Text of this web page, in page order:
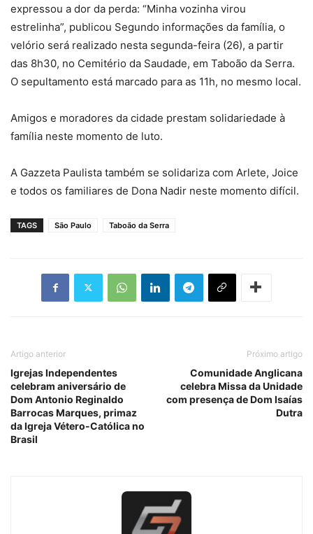
expressou a dor da perda: “Minha vozinha virou
estrelinha”, publicou Segundo informações da família, o
velório será realizado nesta segunda-feira (26), a partir
das 8h30, no Cemitério da Saudade, em Taboão da Serra.
O sepultamento está marcado para as 11h, no mesmo local.
Amigos e moradores da cidade prestam solidariedade à
família neste momento de luto.
A Gazzeta Paulista também se solidariza com Arlete, Joice
e todos os familiares de Dona Nadir neste momento difícil.
TAGS São Paulo Taboão da Serra
Artigo anterior
Igrejas Independentes
celebram aniversário de
Dom Antonio Reginaldo
Barrocas Marques, primaz
da Igreja Vétero-Católica no
Brasil
Próximo artigo
Comunidade Anglicana
celebra Missa da Unidade
com presença de Dom Isaías
Dutra